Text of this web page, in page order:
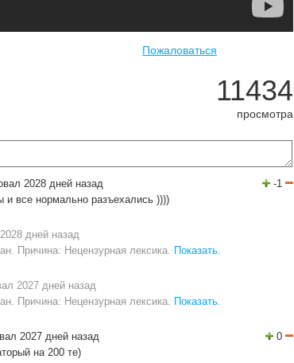
Пожаловаться
11434
просмотра
-1
2028 дней назад
и все нормально разъехались ))))
дней назад
Причина: Нецензурная лексика. Показать.
2027 дней назад
Причина: Нецензурная лексика. Показать.
0
2027 дней назад
на 200 те)